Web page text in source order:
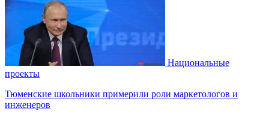
Национальные
проекты
Тюменские школьники примерили роли маркетологов и
инженеров